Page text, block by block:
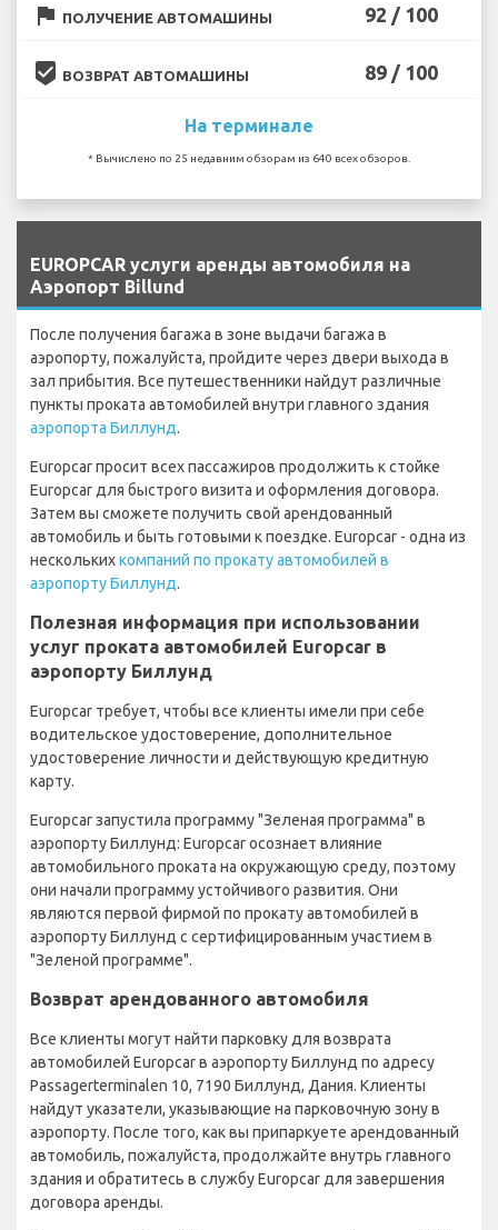
flag ПОЛУЧЕНИЕ АВТОМАШИНЫ 92 / 100
beenhere ВОЗВРАТ АВТОМАШИНЫ 89 / 100
На терминале
* Вычислено по 25 недавним обзорам из 640 всех обзоров.
EUROPCAR услуги аренды автомобиля на
Аэропорт Billund
После получения багажа в зоне выдачи багажа в
аэропорту, пожалуйста, пройдите через двери выхода в
зал прибытия. Все путешественники найдут различные
пункты проката автомобилей внутри главного здания
аэропорта Биллунд.
Europcar просит всех пассажиров продолжить к стойке
Europcar для быстрого визита и оформления договора.
Затем вы сможете получить свой арендованный
автомобиль и быть готовыми к поездке. Europcar - одна из
несколькихкомпаний по прокату автомобилей в
аэропорту Биллунд.
Полезная информация при использовании
услуг проката автомобилей Europcar в
аэропорту Биллунд
Europcar требует, чтобы все клиенты имели при себе
водительское удостоверение, дополнительное
удостоверение личности и действующую кредитную
карту.
Europcar запустила программу "Зеленая программа" в
аэропорту Биллунд: Europcar осознает влияние
автомобильного проката на окружающую среду, поэтому
они начали программу устойчивого развития. Они
являются первой фирмой по прокату автомобилей в
аэропорту Биллунд с сертифицированным участием в
"Зеленой программе".
Возврат арендованного автомобиля
Все клиенты могут найти парковку для возврата
автомобилей Europcar в аэропорту Биллунд по адресу
Passagerterminalen 10, 7190 Биллунд, Дания. Клиенты
найдут указатели, указывающие на парковочную зону в
аэропорту. После того, как вы припаркуете арендованный
автомобиль, пожалуйста, продолжайте внутрь главного
здания и обратитесь в службу Europcar для завершения
договора аренды.